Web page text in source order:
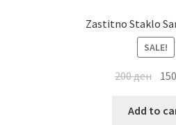
Zastitno Staklo
SALE!
200ден 150
Add to